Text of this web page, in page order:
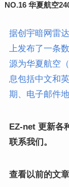
NO.16 华夏航空
据创宇暗网雷
上发布了一条
源为华夏航空
息包括中文和
期、电子邮件
EZ-net 更新各
联系我们。
查看以前的文章